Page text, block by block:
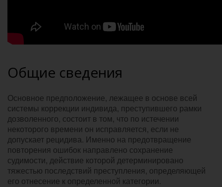
Общие сведения
Основное предположение, лежащее в основе всей
системы коррекции индивида, преступившего рамки
дозволенного, состоит в том, что по истечении
некоторого времени он исправляется, если не
допускает рецидива. Именно на предотвращение
повторения ошибок направлено сохранение
судимости, действие которой детерминировано
тяжестью последствий преступления, определяющей
его отнесение к определенной категории.